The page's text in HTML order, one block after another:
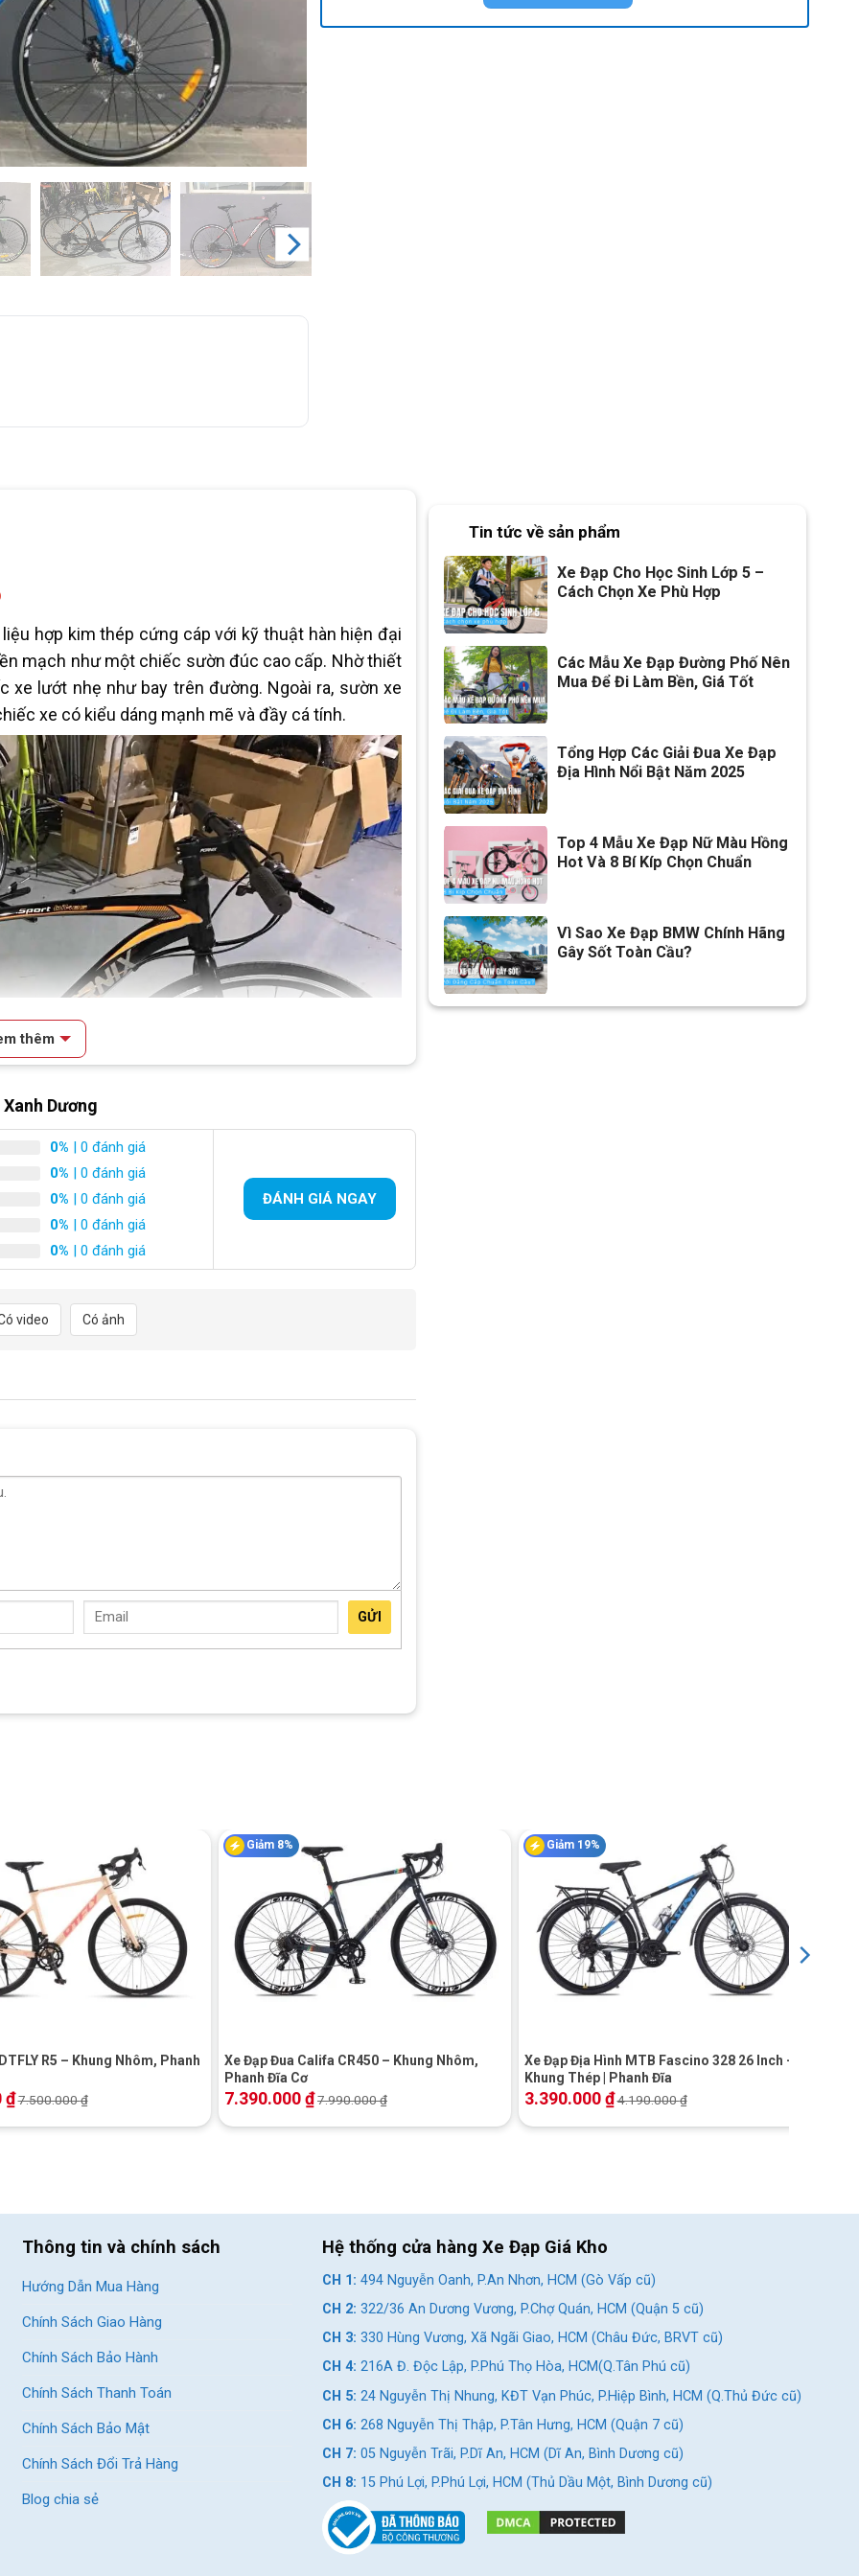
hợp kim thép cứng cáp với kỹ thuật hàn hiện đại
mạch như một chiếc sườn đúc cao cấp. Nhờ thiết
lướt nhẹ như bay trên đường. Ngoài ra, sườn xe
xe có kiểu dáng mạnh mẽ và đầy cá tính.
đen – cam, đen – xanh lá, đen – vàng, đen – đỏ,
trước và 7 líp phía sau giúp người lái có nhiều trải
thêm
Dương
0% | 0 đánh giá
0% | 0 đánh giá
0% | 0 đánh giá
0% | 0 đánh giá
0% | 0 đánh giá
ĐÁNH GIÁ NGAY
video Có ảnh
GỬI
Tin tức về sản phẩm
Xe Đạp Cho Học Sinh Lớp 5 –
Cách Chọn Xe Phù Hợp
Các Mẫu Xe Đạp Đường Phố Nên
Mua Để Đi Làm Bền, Giá Tốt
Tổng Hợp Các Giải Đua Xe Đạp
Địa Hình Nổi Bật Năm 2025
Top 4 Mẫu Xe Đạp Nữ Màu Hồng
Hot Và 8 Bí Kíp Chọn Chuẩn
Vì Sao Xe Đạp BMW Chính Hãng
Gây Sốt Toàn Cầu?
R5 – Khung Nhôm, Phanh
₫7.500.000₫
Giảm 8%
Xe Đạp Đua Califa CR450 – Khung Nhôm,
Phanh Đĩa Cơ
7.390.000₫7.990.000₫
Giảm 19%
Xe Đạp Địa Hình MTB Fascino 328 26 Inch –
Khung Thép | Phanh Đĩa
3.390.000₫4.190.000₫
Thông tin và chính sách
Hướng Dẫn Mua Hàng
Chính Sách Giao Hàng
Chính Sách Bảo Hành
Chính Sách Thanh Toán
Chính Sách Bảo Mật
Chính Sách Đổi Trả Hàng
Blog chia sẻ
Hệ thống cửa hàng Xe Đạp Giá Kho
CH 1: 494 Nguyễn Oanh, P.An Nhơn, HCM (Gò Vấp cũ)
CH 2: 322/36 An Dương Vương, P.Chợ Quán, HCM (Quận 5 cũ)
CH 3: 330 Hùng Vương, Xã Ngãi Giao, HCM (Châu Đức, BRVT cũ)
CH 4: 216A Đ. Độc Lập, P.Phú Thọ Hòa, HCM(Q.Tân Phú cũ)
CH 5: 24 Nguyễn Thị Nhung, KĐT Vạn Phúc, P.Hiệp Bình, HCM (Q.Thủ Đức cũ)
CH 6: 268 Nguyễn Thị Thập, P.Tân Hưng, HCM (Quận 7 cũ)
CH 7: 05 Nguyễn Trãi, P.Dĩ An, HCM (Dĩ An, Bình Dương cũ)
CH 8: 15 Phú Lợi, P.Phú Lợi, HCM (Thủ Dầu Một, Bình Dương cũ)